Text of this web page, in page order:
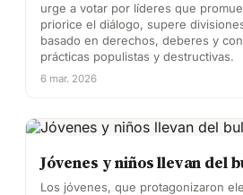
urge a votar por líderes que
priorice el diálogo, supere
basado en derechos, deberes y
prácticas populistas y destructivas.
6 mar. 2026
Jóvenes y niños llevan del
Los jóvenes, que protagonizaron